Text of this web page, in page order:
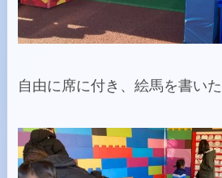
自由に席に付き、絵馬を書い